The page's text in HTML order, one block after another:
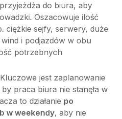
do biura, aby
Oszacowuje ilość
ciężkie sejfy, serwery, duże
i podjazdów w obu
potrzebnych
Kluczowe jest zaplanowanie
praca biura nie stanęła w
to działanie po
w weekendy, aby nie